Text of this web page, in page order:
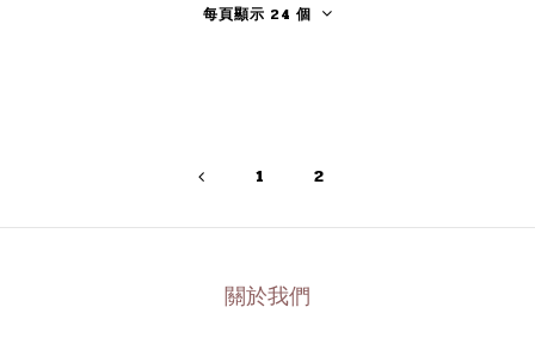
每頁顯示 24 個
1 2
關於我們